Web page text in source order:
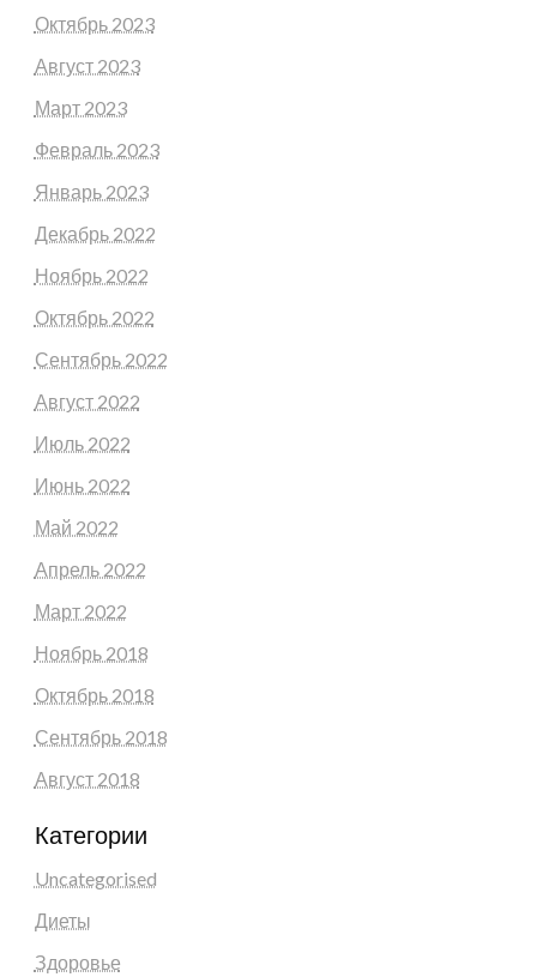
Октябрь 2023
Август 2023
Март 2023
Февраль 2023
Январь 2023
Декабрь 2022
Ноябрь 2022
Октябрь 2022
Сентябрь 2022
Август 2022
Июль 2022
Июнь 2022
Май 2022
Апрель 2022
Март 2022
Ноябрь 2018
Октябрь 2018
Сентябрь 2018
Август 2018
Категории
Uncategorised
Диеты
Здоровье